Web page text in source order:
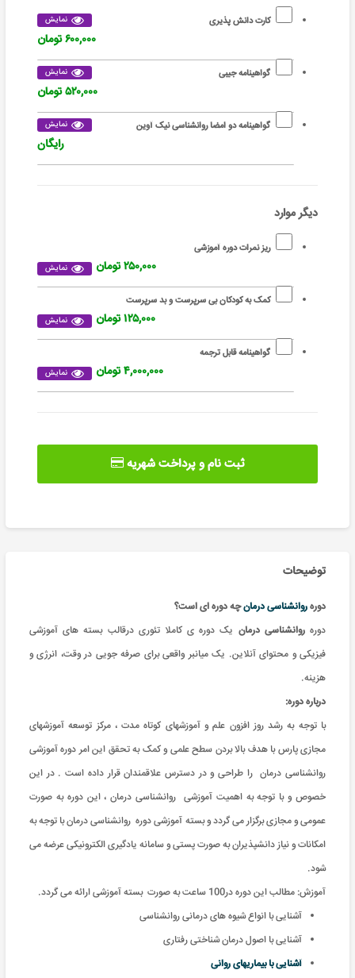
کارت دانش پذیری نمایش
۶۰۰,۰۰۰ تومان
گواهینامه جیبی نمایش
۵۲۰,۰۰۰ تومان
گواهینامه دو امضا روانشناسی نیک آوین نمایش
رایگان
دیگر موارد
ریز نمرات دوره آموزشی
نمایش ۲۵۰,۰۰۰ تومان
کمک به کودکان بی سرپرست و بد سرپرست
نمایش ۱۲۵,۰۰۰ تومان
گواهینامه قابل ترجمه
نمایش ۴,۰۰۰,۰۰۰ تومان
ثبت نام و پرداخت شهریه
توضیحات
دورهروانشناسی درمانچه دوره ای است؟
دورهروانشناسی درمان یک دوره ی کاملا تئوری درقالب بسته های آموزشی
فیزیکی و محتوای آنلاین. یک میانبر واقعی برای صرفه جویی در وقت، انرژی و
هزینه.
درباره دوره:
با توجه به رشد روز افزون علم و آموزشهای کوتاه مدت ، مرکز توسعه آموزشهای
مجازی پارس با هدف بالا بردن سطح علمی و کمک به تحقق این امر دوره آموزشی
روانشناسی درمان را طراحی و در دسترس علاقمندان قرار داده است . در این
خصوص و با توجه به اهمیت آموزشی روانشناسی درمان ، این دوره به صورت
عمومی و مجازی برگزار می گردد و بسته آموزشی دوره روانشناسی درمان با توجه به
امکانات و نیاز دانشپذیران به صورت پستی و سامانه یادگیری الکترونیکی عرضه می
شود.
آموزش: مطالب این دوره در100 ساعت به صورت بسته آموزشی ارائه می گردد
.
آشنایی با انواع شیوه های درمانی روانشناسی
آشنایی با اصول درمان شناختی رفتاری
آشنایی با بیماریهای روانی